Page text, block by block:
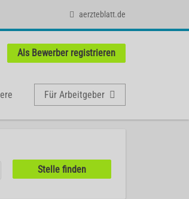
aerzteblatt.de
Als Bewerber registrieren
Für Arbeitgeber